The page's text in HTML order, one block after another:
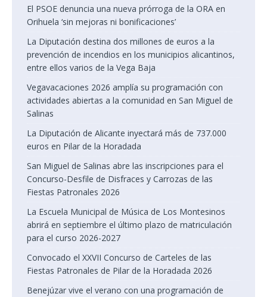
El PSOE denuncia una nueva prórroga de la ORA en
Orihuela ‘sin mejoras ni bonificaciones’
La Diputación destina dos millones de euros a la
prevención de incendios en los municipios alicantinos,
entre ellos varios de la Vega Baja
Vegavacaciones 2026 amplía su programación con
actividades abiertas a la comunidad en San Miguel de
Salinas
La Diputación de Alicante inyectará más de 737.000
euros en Pilar de la Horadada
San Miguel de Salinas abre las inscripciones para el
Concurso-Desfile de Disfraces y Carrozas de las
Fiestas Patronales 2026
La Escuela Municipal de Música de Los Montesinos
abrirá en septiembre el último plazo de matriculación
para el curso 2026-2027
Convocado el XXVII Concurso de Carteles de las
Fiestas Patronales de Pilar de la Horadada 2026
Benejúzar vive el verano con una programación de